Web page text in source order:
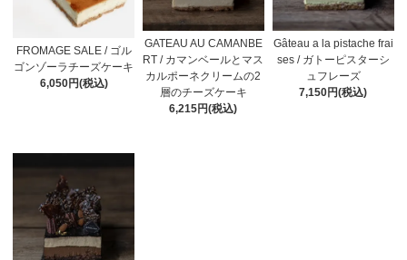
FROMAGE SALE / ゴル
ゴンゾーラチーズケーキ
6,050円(税込)
GATEAU AU CAMANBE
RT / カマンベールとマス
カルポーネクリームの2
層のチーズケーキ
6,215円(税込)
Gâteau a la pistache frai
ses / ガトーピスターシ
ュフレーズ
7,150円(税込)